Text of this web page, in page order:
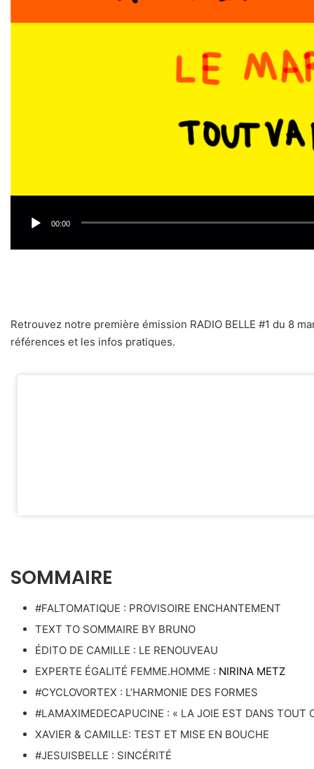
00:00
Retrouvez notre première émission RADIO BELLE #1 du 8
références et les infos pratiques.
SOMMAIRE
#FALTOMATIQUE : PROVISOIRE ENCHANTEMENT
TEXT TO SOMMAIRE BY BRUNO
ÉDITO DE CAMILLE : LE RENOUVEAU
EXPERTE ÉGALITÉ FEMME.HOMME : NIRINA METZ
#CYCLOVORTEX : L’HARMONIE DES FORMES
#LAMAXIMEDECAPUCINE : « LA JOIE EST DANS TOUT
XAVIER & CAMILLE: TEST ET MISE EN BOUCHE
#JESUISBELLE : SINCÉRITÉ